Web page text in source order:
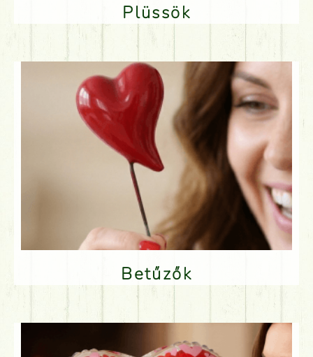
Plüssök
Betűzők